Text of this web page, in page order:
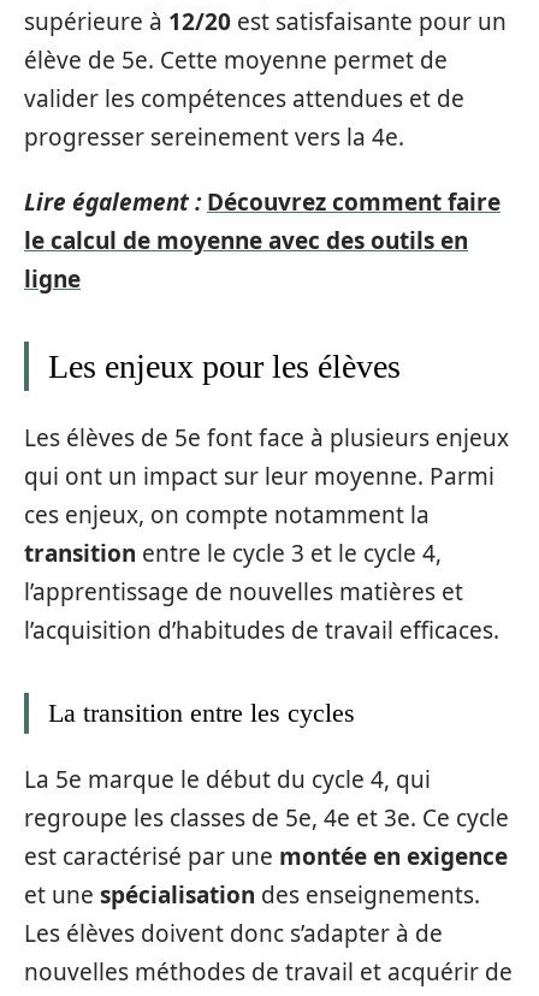
supérieure à 12/20 est satisfaisante pour un
élève de 5e. Cette moyenne permet de
valider les compétences attendues et de
progresser sereinement vers la 4e.
Lire également : Découvrez comment faire
le calcul de moyenne avec des outils en
ligne
Les enjeux pour les élèves
Les élèves de 5e font face à plusieurs enjeux
qui ont un impact sur leur moyenne. Parmi
ces enjeux, on compte notamment la
transition entre le cycle 3 et le cycle 4,
l’apprentissage de nouvelles matières et
l’acquisition d’habitudes de travail efficaces.
La transition entre les cycles
La 5e marque le début du cycle 4, qui
regroupe les classes de 5e, 4e et 3e. Ce cycle
est caractérisé par une montée en exigence
et une spécialisation des enseignements.
Les élèves doivent donc s’adapter à de
nouvelles méthodes de travail et acquérir de